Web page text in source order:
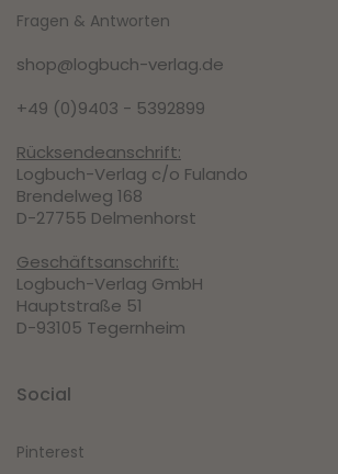
Fragen & Antworten
shop@logbuch-verlag.de
+49 (0)9403 - 5392899
Rücksendeanschrift:
Logbuch-Verlag c/o Fulando
Brendelweg 168
D-27755 Delmenhorst
Geschäftsanschrift:
Logbuch-Verlag GmbH
Hauptstraße 51
D-93105 Tegernheim
Social
Pinterest